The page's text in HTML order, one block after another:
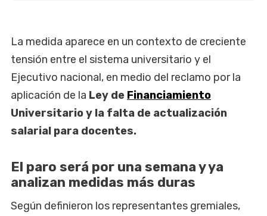
La medida aparece en un contexto de creciente
tensión entre el sistema universitario y el
Ejecutivo nacional, en medio del reclamo por la
aplicación de la Ley de Financiamiento
Universitario y la falta de actualización
salarial para docentes.
El paro será por una semana y ya
analizan medidas más duras
Según definieron los representantes gremiales,